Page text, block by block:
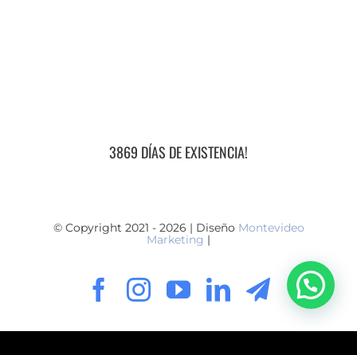
3869 DÍAS DE EXISTENCIA!
© Copyright 2021 - 2026 | Diseño Montevideo
Marketing |